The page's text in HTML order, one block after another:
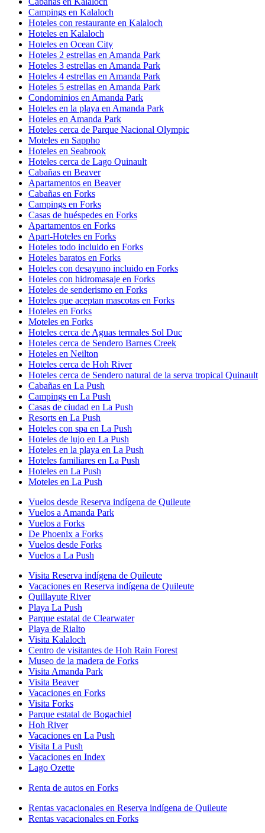
Campings en Kalaloch
Hoteles con restaurante en Kalaloch
Hoteles en Kalaloch
Hoteles en Ocean City
Hoteles 2 estrellas en Amanda Park
Hoteles 3 estrellas en Amanda Park
Hoteles 4 estrellas en Amanda Park
Hoteles 5 estrellas en Amanda Park
Condominios en Amanda Park
Hoteles en la playa en Amanda Park
Hoteles en Amanda Park
Hoteles cerca de Parque Nacional Olympic
Moteles en Sappho
Hoteles en Seabrook
Hoteles cerca de Lago Quinault
Cabañas en Beaver
Apartamentos en Beaver
Cabañas en Forks
Campings en Forks
Casas de huéspedes en Forks
Apartamentos en Forks
Apart-Hoteles en Forks
Hoteles todo incluido en Forks
Hoteles baratos en Forks
Hoteles con desayuno incluido en Forks
Hoteles con hidromasaje en Forks
Hoteles de senderismo en Forks
Hoteles que aceptan mascotas en Forks
Hoteles en Forks
Moteles en Forks
Hoteles cerca de Aguas termales Sol Duc
Hoteles cerca de Sendero Barnes Creek
Hoteles en Neilton
Hoteles cerca de Hoh River
Hoteles cerca de Sendero natural de la serva tropical Quinault
Cabañas en La Push
Campings en La Push
Casas de ciudad en La Push
Resorts en La Push
Hoteles con spa en La Push
Hoteles de lujo en La Push
Hoteles en la playa en La Push
Hoteles familiares en La Push
Hoteles en La Push
Moteles en La Push
Vuelos desde Reserva indígena de Quileute
Vuelos a Amanda Park
Vuelos a Forks
De Phoenix a Forks
Vuelos desde Forks
Vuelos a La Push
Visita Reserva indígena de Quileute
Vacaciones en Reserva indígena de Quileute
Quillayute River
Playa La Push
Parque estatal de Clearwater
Playa de Rialto
Visita Kalaloch
Centro de visitantes de Hoh Rain Forest
Museo de la madera de Forks
Visita Amanda Park
Visita Beaver
Vacaciones en Forks
Visita Forks
Parque estatal de Bogachiel
Hoh River
Vacaciones en La Push
Visita La Push
Vacaciones en Index
Lago Ozette
Renta de autos en Forks
Rentas vacacionales en Reserva indígena de Quileute
Rentas vacacionales en Forks